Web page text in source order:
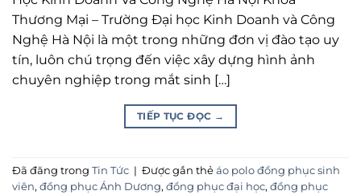
Thương Mại – Trường Đại học Kinh Doanh và Công
Nghệ Hà Nội là một trong những đơn vị đào tạo uy
tín, luôn chú trọng đến việc xây dựng hình ảnh
chuyên nghiệp trong mắt sinh […]
TIẾP TỤC ĐỌC →
Đã đăng trong Tin Tức | Được gắn thẻ áo polo đồng phục sinh
viên, đồng phục Ánh Dương, đồng phục đại học, đồng phục